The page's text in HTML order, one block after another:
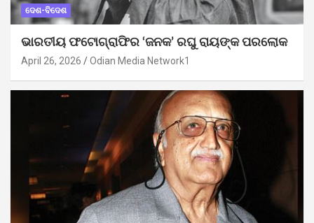
ଦେଶ-ବିଦେଶ
ଭାରତୀୟ ଫଟୋଗ୍ରାଫିର ‘ଜନକ’ ରଘୁ ରାୟଙ୍କ ପରଲୋକ
April 26, 2026 Odian Media Network1